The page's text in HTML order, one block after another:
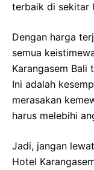
terbaik di sekitar
Dengan harga
semua
Karangasem Bali
Ini adalah
merasakan
harus melebihi
Jadi, jangan
Hotel